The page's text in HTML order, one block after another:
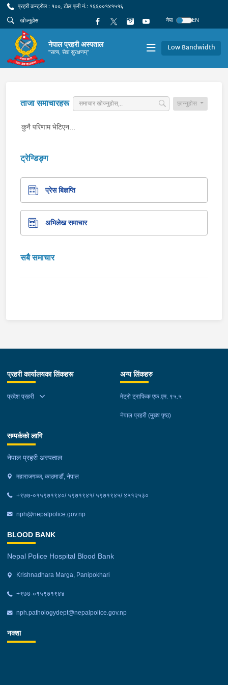
प्रहरी कन्ट्रोल : १००, टोल फ्री नं.: १६६००१४१५१६
नेपा
EN
नेपाल प्रहरी अस्पताल
"सत्य, सेवा सुरक्षणम्" Low Bandwidth
ताजा समाचारहरू छान्नुहोस
कुनै परिणाम भेटिएन...
सबै समाचार
ट्रेन्डिङ्ग
प्रेस बिज्ञप्ति
अभिलेख समाचार
प्रहरी कार्यालयका लिंकहरू
प्रदेश प्रहरी
अन्य लिंकहरु
मेट्रो ट्राफिक एफ.एम. ९५.५
नेपाल प्रहरी (मुख्य पृष्ठ)
सम्पर्कको लागि
नेपाल प्रहरी अस्पताल
महाराजगञ्ज, काठमाडौं, नेपाल
+९७७-०१५९७१९४०/ ५९७१९४१/ ५९७१९४५/ ४५१२५३०
nph@nepalpolice.gov.np
BLOOD BANK
Nepal Police Hospital Blood Bank
Krishnadhara Marga, Panipokhari
+‌९७७-०१५९७१९४४
nph.pathologydept@nepalpolice.gov.np
नक्शा